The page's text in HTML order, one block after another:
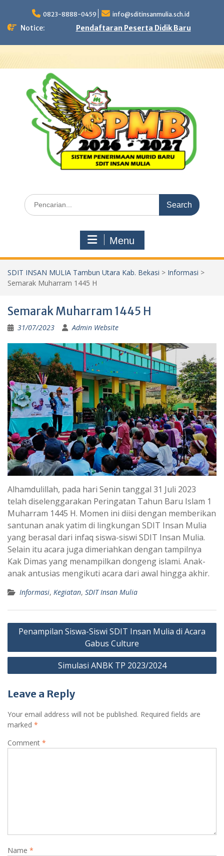
content
0823-8888-0459 info@sditinsanmulia.sch.id
Notice: Pendaftaran Peserta Didik Baru
Search
for:
Menu
SDIT INSAN MULIA Tambun Utara Kab. Bekasi > Informasi >
Semarak Muharram 1445 H
Semarak Muharram 1445 H
31/07/2023 Admin Website
Alhamdulillah, pada hari Senin tanggal 31 Juli 2023
telah diselenggarakan Peringatan Tahun Baru Islam 1
Muharram 1445 H. Momen ini diisi dengan memberikan
santunan anak yatim di lingkungan SDIT Insan Mulia
yang berasal dari infaq siswa-siswi SDIT Insan Mulia.
Selain itu acara juga dimeriahkan dengan tampilnya
Kak Dimas yang menampilkan dongeng islami. Anak-
anak antusias mengikuti acara dari awal hingga akhir.
Informasi, Kegiatan, SDIT Insan Mulia
Post
navigation
Penampilan Siswa-Siswi SDIT Insan Mulia di Acara
Gabus Culture
Simulasi ANBK TP 2023/2024
Leave a Reply
Your email address will not be published. Required fields are
marked *
Comment *
Name *